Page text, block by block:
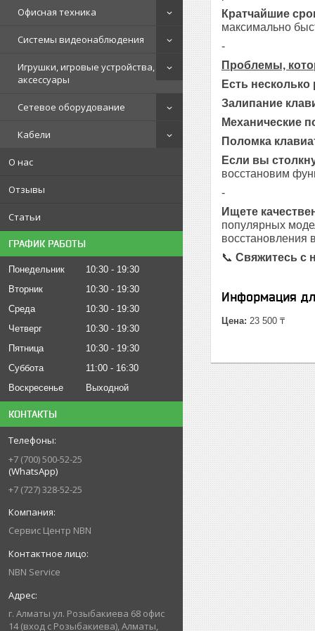
Офисная техника
Системы видеонаблюдения
Игрушки, игровые устройства,
аксессуары
Сетевое оборудование
Кабели
О нас
Отзывы
Статьи
ГРАФИК РАБОТЫ
Понедельник 10:30
19:30
Вторник
10:30
19:30
Среда
10:30
19:30
Четверг
10:30
19:30
Пятница
10:30
19:30
Суббота
11:00
16:30
Воскресенье
Выходной
КОНТАКТЫ
+7 (700) 500-52-25
(WhatsApp)
+7 (727) 328-52-25
Сервис Центр NBN
NBN Service
г. Алматы ул. Розыбакиева 68 офис
14 (вход с Розыбакиева), Алматы,
Кратчайшие
максимально
-
Проблемы,
Есть
Залипание
Механические
Поломка
Если вы
восстановим
-
Ищете
популярных
восстановления
📞 Свяжитесь с
Информация
Цена: 23 500 ₸